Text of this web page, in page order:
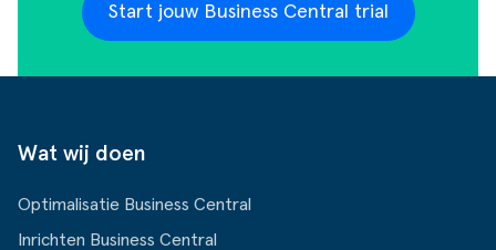
Start jouw Business Central trial
Wat wij doen
Optimalisatie Business Central
Inrichten Business Central